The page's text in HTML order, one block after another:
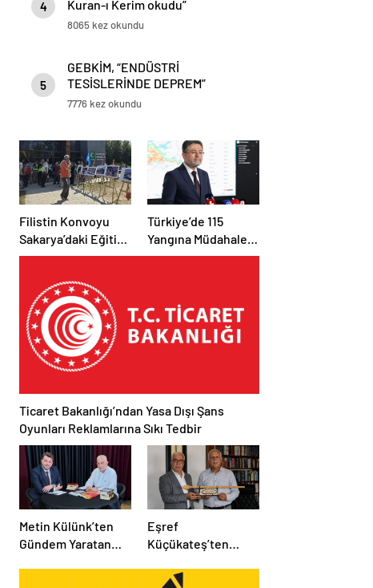
4
Kuran-ı Kerim okudu”
8065 kez okundu
5
GEBKİM, “ENDÜSTRİ
TESİSLERİNDE DEPREM”
SEMİNERİ DÜZENLEDİ
7776 kez okundu
Filistin Konvoyu
Sakarya’daki Eğitim
Kampını
Etabı Başlıyor
Türkiye’de 115
Yangına Müdahale
Edildi: 110’u Kontrol
Ticaret Bakanlığı’ndan Yasa Dışı Şans
Oyunları Reklamlarına Sıkı Tedbir
Metin Külünk’ten
Gündem Yaratan
Eşref
Küçükateş’ten
Hüseyin Avni